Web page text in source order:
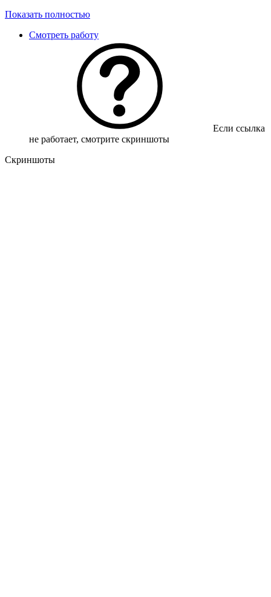
Показать полностью
Смотреть работу
Если ссылка
не работает, смотрите скриншоты
Скриншоты